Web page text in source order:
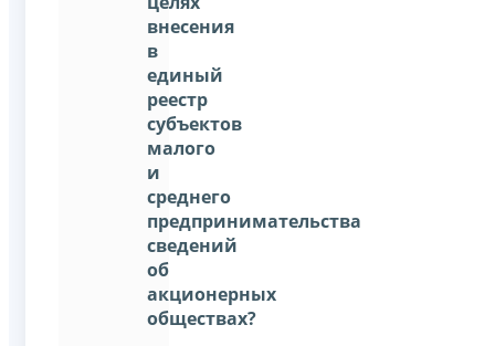
внесения
в
единый
реестр
субъектов
малого
и
среднего
предпринимательства
сведений
об
акционерных
обществах?